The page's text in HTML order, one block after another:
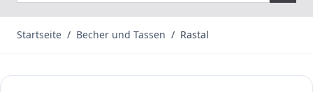
Startseite / Becher und Tassen / Rastal